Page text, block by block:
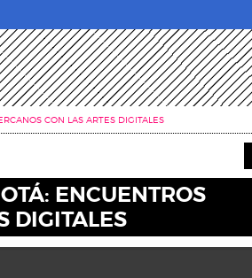
CON LAS ARTES DIGITALES
ENCUENTROS
DIGITALES